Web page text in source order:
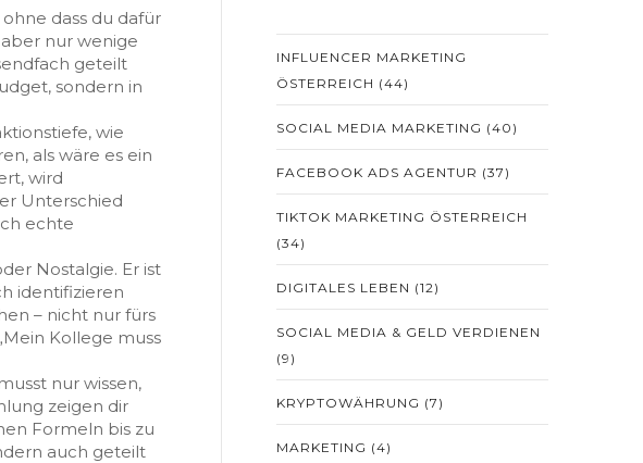
dass du dafür
aber nur wenige
geteilt
sondern in
, wie
als wäre es ein
wird
Unterschied
echte
Nostalgie. Er ist
identifizieren
– nicht nur fürs
Kollege muss
nur wissen,
zeigen dir
Formeln bis zu
auch geteilt
INFLUENCER MARKETING
ÖSTERREICH (44)
SOCIAL MEDIA MARKETING (40)
FACEBOOK ADS AGENTUR (37)
TIKTOK MARKETING ÖSTERREICH
(34)
DIGITALES LEBEN (12)
SOCIAL MEDIA & GELD VERDIENEN
(9)
KRYPTOWÄHRUNG (7)
MARKETING (4)